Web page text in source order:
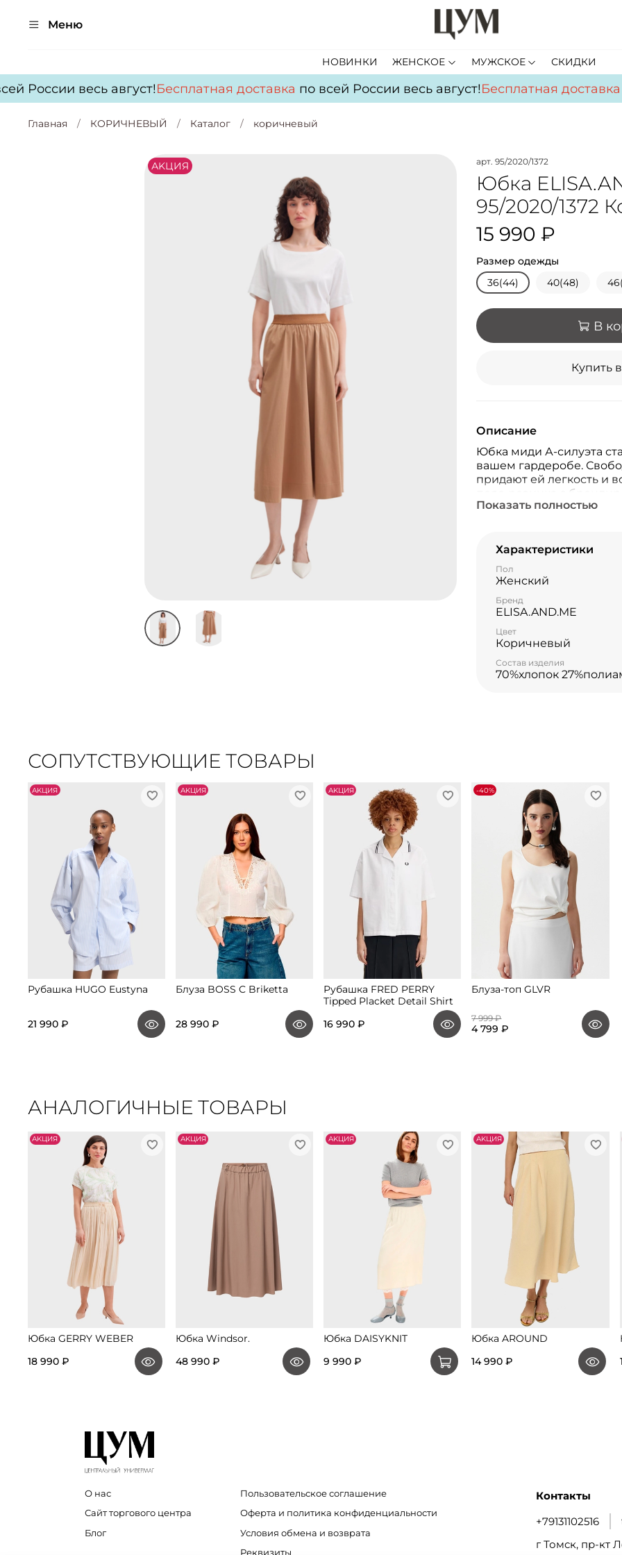
Меню
НОВИНКИ ЖЕНСКОЕ МУЖСКОЕ СКИДКИ
России весь август!Бесплатная доставкапо всей России весь август!Бесплатная доставка
Главная КОРИЧНЕВЫЙ Каталог коричневый
АKЦИЯ арт. 95/2020/1372
Юбка
95/2020/1372
15 990 ₽
Размер одежды
36(44)
40(48)
В
Купить
Описание
Юбка миди А-силуэта
вашем гардеробе.
придают ей легкость и
пояс-резинка с
обеспечивает
делает модель еще
Показать полностью
Характеристики
Пол
Женский
Бренд
ELISA.AND.ME
Цвет
Коричневый
Состав изделия
70%хлопок
СОПУТСТВУЮЩИЕ ТОВАРЫ
АKЦИЯ
Рубашка HUGO Eustyna
21 990 ₽
АKЦИЯ
Блуза BOSS C Briketta
28 990 ₽
АKЦИЯ
Рубашка FRED PERRY
Tipped Placket Detail Shirt
16 990 ₽
-40%
Блуза-топ GLVR
7 999 ₽
4 799 ₽
АНАЛОГИЧНЫЕ ТОВАРЫ
АKЦИЯ
Юбка GERRY WEBER
18 990 ₽
АKЦИЯ
Юбка Windsor.
48 990 ₽
АKЦИЯ
Юбка DAISYKNIT
9 990 ₽
АKЦИЯ
Юбка AROUND
14 990 ₽
О нас
Сайт торгового центра
Блог
Пользовательское соглашение
Оферта и политика конфиденциальности
Условия обмена и возврата
Реквизиты
Контакты
+79131102516
г Томск, пр-кт